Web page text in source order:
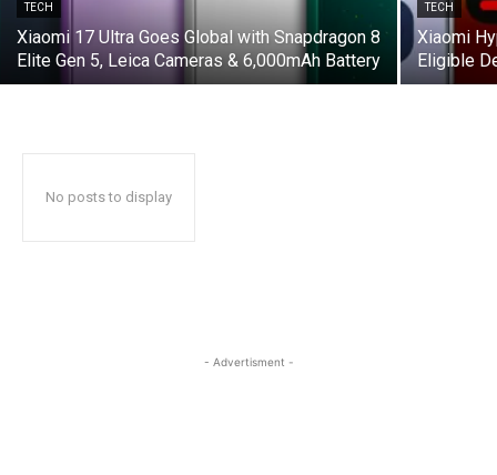
TECH
Xiaomi 17 Ultra Goes Global with Snapdragon 8
Elite Gen 5, Leica Cameras & 6,000mAh Battery
TECH
Xiaomi
Eligible
No posts to display
- Advertisment -